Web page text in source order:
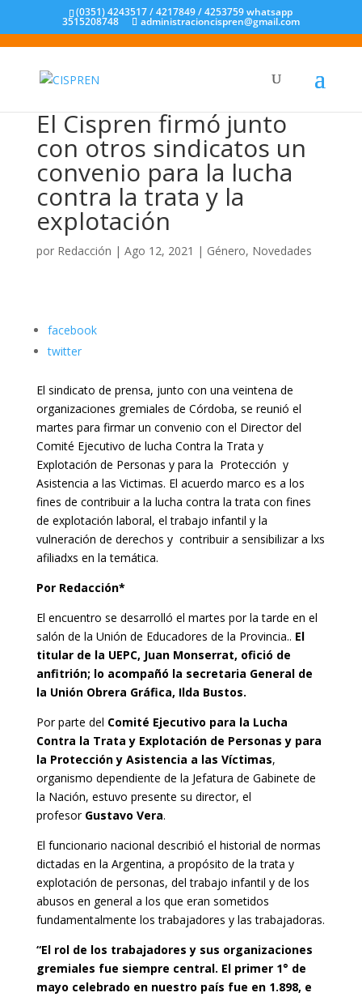
(0351) 4243517 / 4217849 / 4253759 whatsapp
3515208748 administracioncispren@gmail.com
El Cispren firmó junto
con otros sindicatos un
convenio para la lucha
contra la trata y la
explotación
por Redacción | Ago 12, 2021 | Género, Novedades
facebook
twitter
El sindicato de prensa, junto con una veintena de
organizaciones gremiales de Córdoba, se reunió el
martes para firmar un convenio con el Director del
Comité Ejecutivo de lucha Contra la Trata y
Explotación de Personas y para la Protección y
Asistencia a las Victimas. El acuerdo marco es a los
fines de contribuir a la lucha contra la trata con fines
de explotación laboral, el trabajo infantil y la
vulneración de derechos y contribuir a sensibilizar a lxs
afiliadxs en la temática.
Por Redacción*
El encuentro se desarrolló el martes por la tarde en el
salón de la Unión de Educadores de la Provincia.. El
titular de la UEPC, Juan Monserrat, ofició de
anfitrión; lo acompañó la secretaria General de
la Unión Obrera Gráfica, Ilda Bustos.
Por parte del Comité Ejecutivo para la Lucha
Contra la Trata y Explotación de Personas y para
la Protección y Asistencia a las Víctimas,
organismo dependiente de la Jefatura de Gabinete de
la Nación, estuvo presente su director, el
profesor Gustavo Vera.
El funcionario nacional describió el historial de normas
dictadas en la Argentina, a propósito de la trata y
explotación de personas, del trabajo infantil y de los
abusos en general a los que eran sometidos
fundamentalmente los trabajadores y las trabajadoras.
“El rol de los trabajadores y sus organizaciones
gremiales fue siempre central. El primer 1° de
mayo celebrado en nuestro país fue en 1.898, e